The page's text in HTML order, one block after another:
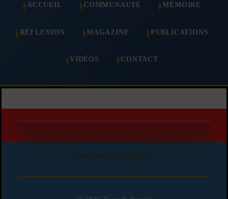
ACCUEIL COMMUNAUTÉ MÉMOIRE
RÉFLEXION MAGAZINE PUBLICATIONS
VIDÉOS CONTACT
Copie d'article autorisée en affichant le lien
vers l'article d'origine